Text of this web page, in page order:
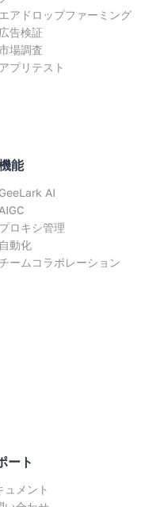
エアドロップファーミング
広告検証
場調査
アプリテスト
能
GeeLark AI
AIGC
プロキシ管理
自動化
チームコラボレーション
ート
ュメント